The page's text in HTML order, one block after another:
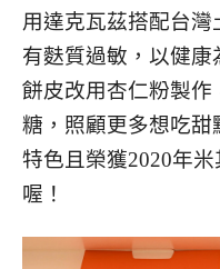
用達克瓦茲搭配台
有麩質過敏，以健康
餅皮改用杏仁粉製
糖，照顧更多想吃
特色且榮獲2020年
喔！